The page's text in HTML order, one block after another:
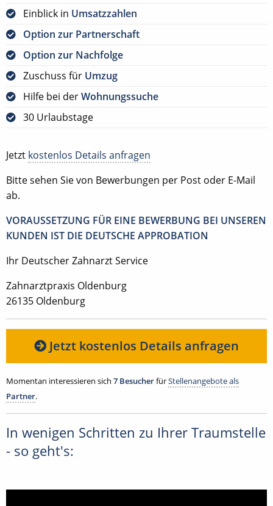
Einblick in Umsatzzahlen
Option zur Partnerschaft
Option zur Nachfolge
Zuschuss für Umzug
Hilfe bei derWohnungssuche
30 Urlaubstage
Jetzt kostenlos Details anfragen
Bitte sehen Sie von Bewerbungen per Post oder E-Mail
ab.
VORAUSSETZUNG FÜR EINE BEWERBUNG BEI UNSEREN
KUNDEN IST DIE DEUTSCHE APPROBATION
Ihr Deutscher Zahnarzt Service
Zahnarztpraxis Oldenburg
26135 Oldenburg
Jetzt kostenlos Details anfragen
Momentan interessieren sich 7 BesucherfürStellenangebote als
Partner.
In wenigen Schritten zu Ihrer Traumstelle
- so geht's: